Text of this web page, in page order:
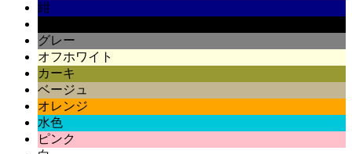
紺
グレー
オフホワイト
カーキ
ベージュ
オレンジ
水色
ピンク